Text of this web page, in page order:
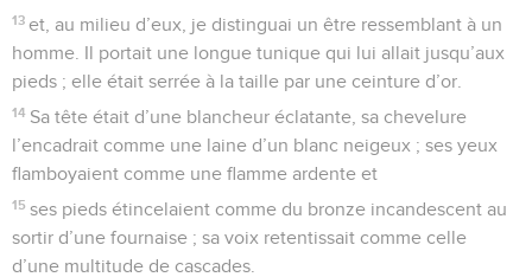
13 et, au milieu d’eux, je distinguai un être ressemblant à un
homme. Il portait une longue tunique qui lui allait jusqu’aux
pieds ; elle était serrée à la taille par une ceinture d’or.
14 Sa tête était d’une blancheur éclatante, sa chevelure
l’encadrait comme une laine d’un blanc neigeux ; ses yeux
flamboyaient comme une flamme ardente et
15 ses pieds étincelaient comme du bronze incandescent au
sortir d’une fournaise ; sa voix retentissait comme celle
d’une multitude de cascades.